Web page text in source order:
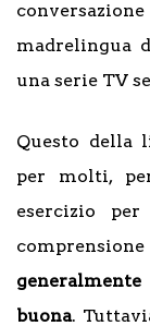
madrelingua
una serie TV
Questo della
per molti,
esercizio
buona.